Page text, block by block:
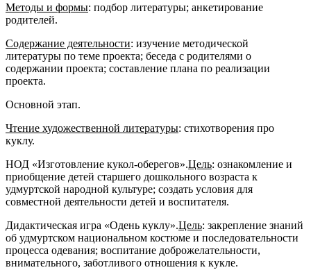
Методы и формы: подбор литературы; анкетирование
родителей.
Содержание деятельности: изучение методической
литературы по теме проекта; беседа с родителями о
содержании проекта; составление плана по реализации
проекта.
Основной этап.
Чтение художественной литературы: стихотворения про
куклу.
НОД «Изготовление кукол-оберегов».Цель: ознакомление и
приобщение детей старшего дошкольного возраста к
удмуртской народной культуре; создать условия для
совместной деятельности детей и воспитателя.
Дидактическая игра «Одень куклу».Цель: закрепление знаний
об удмуртском национальном костюме и последовательности
процесса одевания; воспитание доброжелательности,
внимательного, заботливого отношения к кукле.